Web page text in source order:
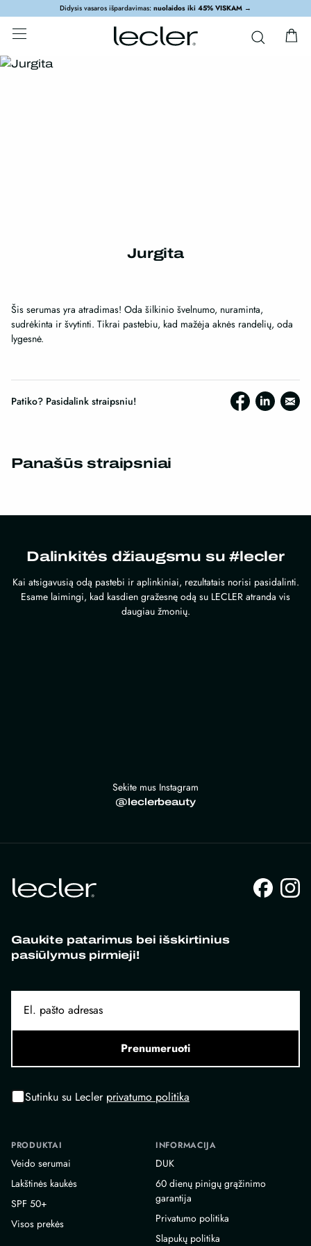
Didysis vasaros išpardavimas: nuolaidos iki 45% VISKAM →
Jurgita
Šis serumas yra atradimas! Oda šilkinio švelnumo, nuraminta,
sudrėkinta ir švytinti. Tikrai pastebiu, kad mažėja aknės randelių, oda
lygesnė.
Patiko? Pasidalink straipsniu!
Panašūs straipsniai
Dalinkitės džiaugsmu su #lecler
Kai atsigavusią odą pastebi ir aplinkiniai, rezultatais norisi pasidalinti.
Esame laimingi, kad kasdien gražesnę odą su LECLER atranda vis
daugiau žmonių.
Sekite mus Instagram
@leclerbeauty
Gaukite patarimus bei išskirtinius
pasiūlymus pirmieji!
Prenumeruoti
Sutinku su Lecler privatumo politika
PRODUKTAI
Veido serumai
Lakštinės kaukės
SPF 50+
Visos prekės
INFORMACIJA
DUK
60 dienų pinigų grąžinimo
garantija
Privatumo politika
Slapukų politika